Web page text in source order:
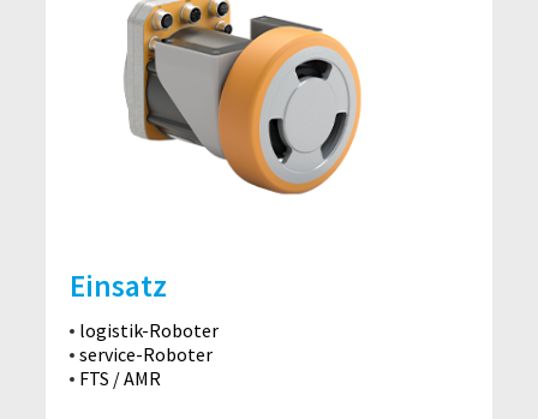
Einsatz
logistik-Roboter
service-Roboter
FTS / AMR